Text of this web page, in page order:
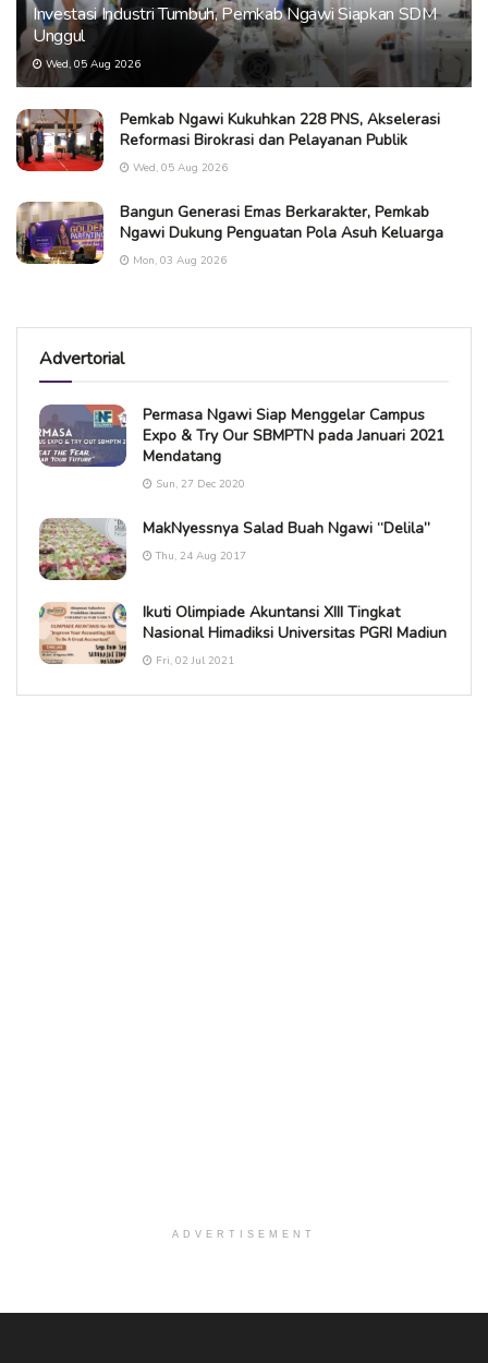
Investasi Industri Tumbuh, Pemkab Ngawi Siapkan SDM
Unggul
Wed, 05 Aug 2026
Pemkab Ngawi Kukuhkan 228 PNS, Akselerasi
Reformasi Birokrasi dan Pelayanan Publik
Wed, 05 Aug 2026
Bangun Generasi Emas Berkarakter, Pemkab
Ngawi Dukung Penguatan Pola Asuh Keluarga
Mon, 03 Aug 2026
Advertorial
Permasa Ngawi Siap Menggelar Campus
Expo & Try Our SBMPTN pada Januari 2021
Mendatang
Sun, 27 Dec 2020
MakNyessnya Salad Buah Ngawi “Delila”
Thu, 24 Aug 2017
Ikuti Olimpiade Akuntansi XIII Tingkat
Nasional Himadiksi Universitas PGRI Madiun
Fri, 02 Jul 2021
ADVERTISEMENT